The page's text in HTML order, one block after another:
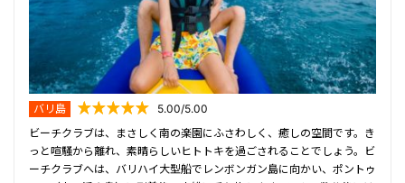
バリ島
5.00/5.00
ビーチクラブは、まさしく南の楽園にふさわしく、癒しの空間です。き
っと喧騒から離れ、素晴らしいヒトトキを過ごされることでしょう。ビ
ーチクラブへは、バリハイ大型船でレンボンガン島に向かい、ポントゥ